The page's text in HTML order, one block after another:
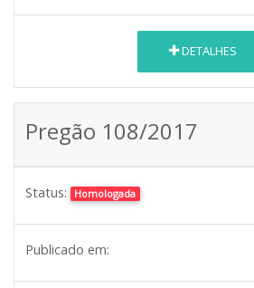
DETALHES
Pregão 108/2017
Status: Homologada
Publicado em: